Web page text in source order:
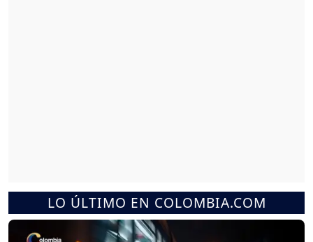
LO ÚLTIMO EN COLOMBIA.COM